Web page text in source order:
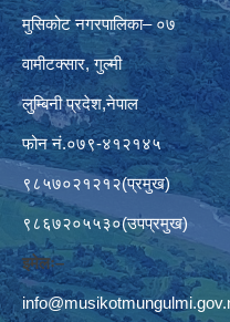
मुसिकोट नगरपालिका– ०७
वामीटक्सार, गुल्मी
लुम्बिनी प्रदेश,नेपाल
फोन नं.०७९-४१२१४५
९८५७०२१२१२(प्रमुख)
९८६७२०५५३०(उपप्रमुख)
इमेलः–